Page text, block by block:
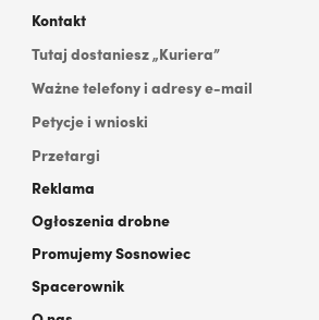
Kontakt
Tutaj dostaniesz „Kuriera”
Ważne telefony i adresy e-mail
Petycje i wnioski
Przetargi
Reklama
Ogłoszenia drobne
Promujemy Sosnowiec
Spacerownik